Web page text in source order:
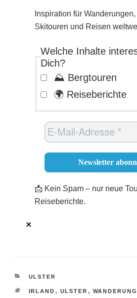
Inspiration für
Skitouren und Reisen
Welche Inhalte
Dich?
⛰️ Bergtouren
🌍 Reiseberichte
📩 Kein Spam – nur neue
Reiseberichte.
ULSTER
IRLAND , ULSTER , WANDERUNG